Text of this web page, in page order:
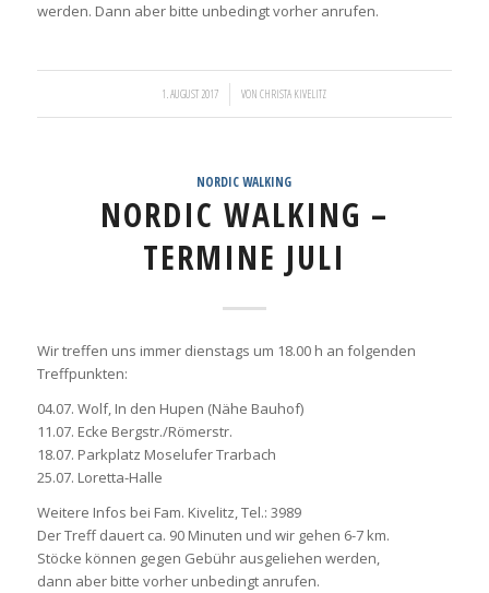
werden. Dann aber bitte unbedingt vorher anrufen.
1. AUGUST 2017
/ VONCHRISTA KIVELITZ
NORDIC WALKING
NORDIC WALKING –
TERMINE JULI
Wir treffen uns immer dienstags um 18.00 h an folgenden
Treffpunkten:
04.07. Wolf, In den Hupen (Nähe Bauhof)
11.07. Ecke Bergstr./Römerstr.
18.07. Parkplatz Moselufer Trarbach
25.07. Loretta-Halle
Weitere Infos bei Fam. Kivelitz, Tel.: 3989
Der Treff dauert ca. 90 Minuten und wir gehen 6-7 km.
Stöcke können gegen Gebühr ausgeliehen werden,
dann aber bitte vorher unbedingt anrufen.